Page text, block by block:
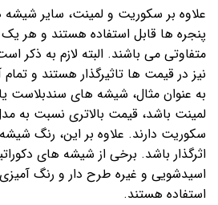
علاوه بر سکوریت و لمینت، سایر شیشه
پنجره ها قابل استفاده هستند و هر
متفاوتی می باشند. البته لازم به
نیز در قیمت ها تاثیرگذار هستند و تمام
به عنوان مثال، شیشه های سندبلاست
لمینت باشد، قیمت بالاتری نسبت به
سکوریت دارند. علاوه بر این، رنگ
اثرگذار باشد. برخی از شیشه های
اسیدشویی و غیره طرح دار و رنگ
استفاده هستند.